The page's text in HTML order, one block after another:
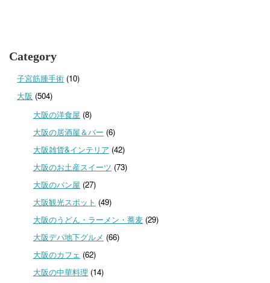
Category
子宮筋腫手術 (10)
大阪 (504)
大阪の洋食屋 (8)
大阪の居酒屋＆バー (6)
大阪雑貨&インテリア (42)
大阪のお土産スイーツ (73)
大阪のパン屋 (27)
大阪観光スポット (49)
大阪のうどん・ラーメン・蕎麦(29)
大阪デパ地下グルメ (66)
大阪のカフェ (62)
大阪の中華料理 (14)